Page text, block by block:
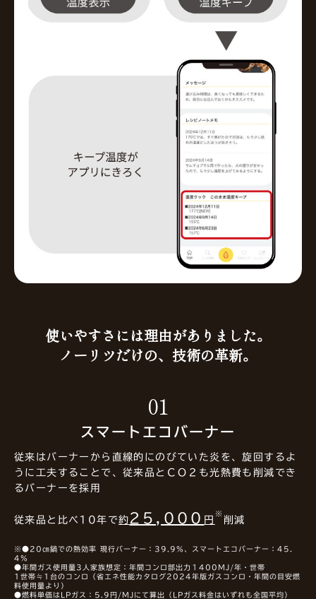
使いやすさには理由がありました。
ノーリツだけの、技術の革新。
01
スマートエコバーナー
従来はバーナーから直線的にのびていた炎を、旋回するよ
うに工夫することで、従来品とＣＯ２も光熱費も削減でき
るバーナーを採用
従来品と比べ10年で約 25,000 円 削減
※●20㎝鍋での熱効率 現行バーナー：39.9%、スマートエコバーナー：45.
4%
●年間ガス使用量3人家族想定：年間コンロ部出力１400MJ/年・世帯
1世帯≒1台のコンロ（省エネ性能カタログ2024年版ガスコンロ・年間の目安燃
料使用量より）
●燃料単価はLPガス：5.9円/MJにて算出（LPガス料金はいずれも全国平均）